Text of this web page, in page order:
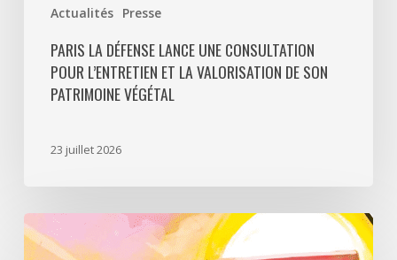
Actualités Presse
PARIS LA DÉFENSE LANCE UNE CONSULTATION
POUR L’ENTRETIEN ET LA VALORISATION DE SON
PATRIMOINE VÉGÉTAL
23 juillet 2026
Paris
La